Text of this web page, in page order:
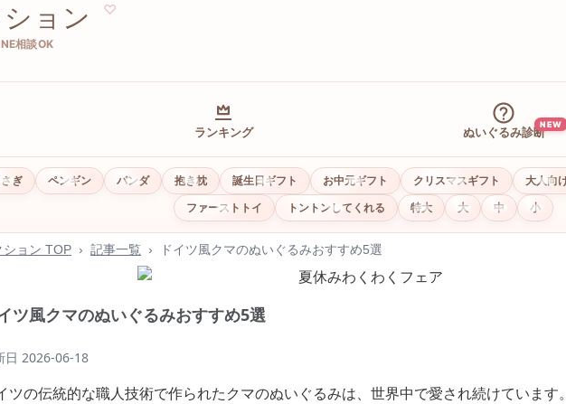
ョン ♡
相談OK
ランキング ぬいぐるみ診断
NEW
さぎ ペンギン パンダ 抱き枕 誕生日ギフト お中元ギフト クリスマスギフト 大人向
ファーストトイ
トントンしてくれる 特大 大 中 小
ション TOP › 記事一覧 › ドイツ風クマのぬいぐるみおすすめ5選
ツ風クマのぬいぐるみおすすめ5選
日 2026-06-18
ツの伝統的な職人技術で作られたクマのぬいぐるみは、世界中で愛され続けています。